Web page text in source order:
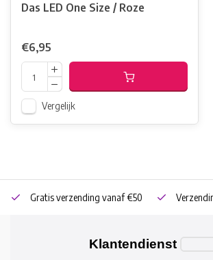
Das LED One Size / Roze
€6,95
Vergelijk
Gratis verzending vanaf €50
Klantendienst